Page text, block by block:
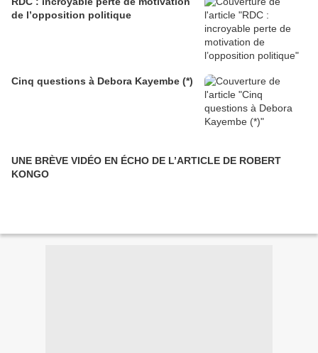
de l’opposition politique
Cinq questions à Debora Kayembe (*)
UNE BRÈVE VIDÉO EN ÉCHO DE L’ARTICLE DE ROBERT
KONGO